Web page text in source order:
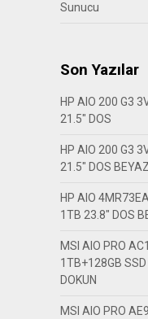
Sunucu
Son Yazılar
HP AIO 200 G3
21.5″ DOS
HP AIO 200 G3
21.5″ DOS BEYAZ
HP AIO
1TB 23.8″ DOS
MSI AIO PRO
1TB+128GB
DOKUN
MSI AIO PRO